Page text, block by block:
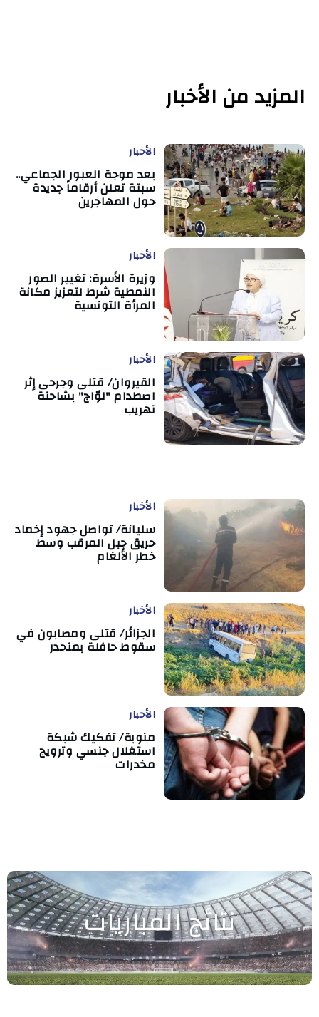
المزيد من الأخبار
الأخبار
بعد موجة العبور الجماعي..
سبتة تعلن أرقاماً جديدة
حول المهاجرين
الأخبار
وزيرة الأسرة: تغيير الصور
النمطية شرط لتعزيز مكانة
المرأة التونسية
الأخبار
القيروان/ قتلى وجرحى إثر
اصطدام "لوّاج" بشاحنة
تهريب
الأخبار
سليانة/ تواصل جهود إخماد
حريق جبل المرقب وسط
خطر الألغام
الأخبار
الجزائر/ قتلى ومصابون في
سقوط حافلة بمنحدر
الأخبار
منوبة/ تفكيك شبكة
استغلال جنسي وترويج
مخدرات
نتائج المباريات